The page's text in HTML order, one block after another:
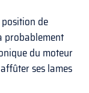
de
probablement
du moteur
ses lames